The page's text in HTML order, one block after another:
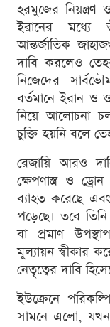
হরমুজের নিয়ন্ত্রণ
ইরানের মধ্যে
আন্তর্জাতিক
দাবি করলেও
নিজেদের
বর্তমানে ইরান ও
নিয়ে আলোচনা
চুক্তি হয়নি বলে
রেজায়ি আরও
ক্ষেপণাস্ত্র ও
ব্যাহত করেছে
পড়েছে। তবে
বা প্রমাণ
মূল্যায়ন স্বীকার
নেতৃত্বের দাবি
ইউক্রেনে
সামনে এলো, যখন